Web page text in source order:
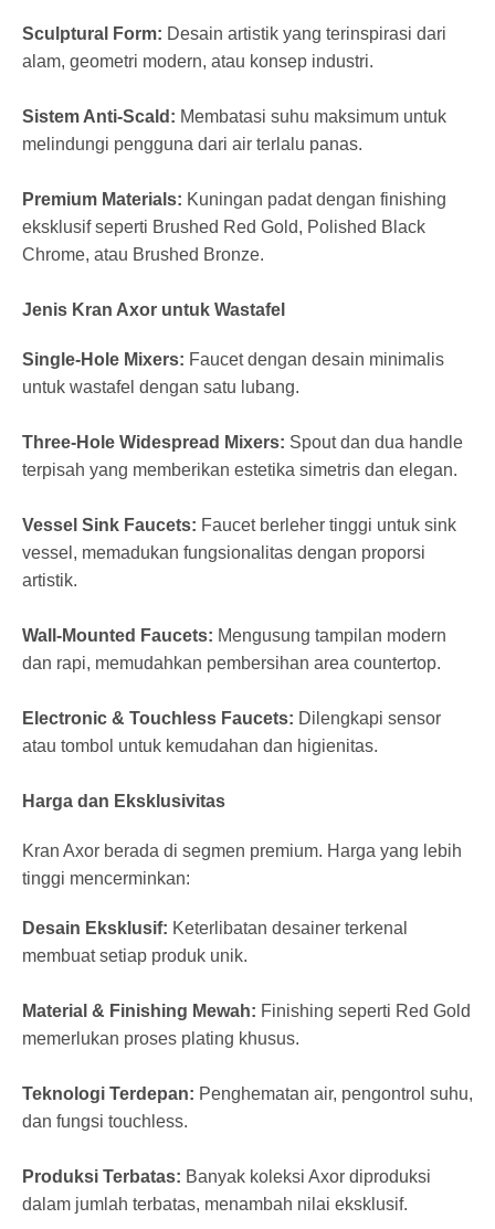
Sculptural Form: Desain artistik yang terinspirasi dari
alam, geometri modern, atau konsep industri.
Sistem Anti-Scald: Membatasi suhu maksimum untuk
melindungi pengguna dari air terlalu panas.
Premium Materials: Kuningan padat dengan finishing
eksklusif seperti Brushed Red Gold, Polished Black
Chrome, atau Brushed Bronze.
Jenis Kran Axor untuk Wastafel
Single-Hole Mixers: Faucet dengan desain minimalis
untuk wastafel dengan satu lubang.
Three-Hole Widespread Mixers: Spout dan dua handle
terpisah yang memberikan estetika simetris dan elegan.
Vessel Sink Faucets: Faucet berleher tinggi untuk sink
vessel, memadukan fungsionalitas dengan proporsi
artistik.
Wall-Mounted Faucets: Mengusung tampilan modern
dan rapi, memudahkan pembersihan area countertop.
Electronic & Touchless Faucets: Dilengkapi sensor
atau tombol untuk kemudahan dan higienitas.
Harga dan Eksklusivitas
Kran Axor berada di segmen premium. Harga yang lebih
tinggi mencerminkan:
Desain Eksklusif: Keterlibatan desainer terkenal
membuat setiap produk unik.
Material & Finishing Mewah: Finishing seperti Red Gold
memerlukan proses plating khusus.
Teknologi Terdepan: Penghematan air, pengontrol suhu,
dan fungsi touchless.
Produksi Terbatas: Banyak koleksi Axor diproduksi
dalam jumlah terbatas, menambah nilai eksklusif.